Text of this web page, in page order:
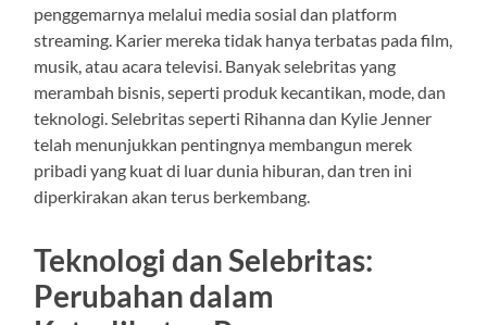
penggemarnya melalui media sosial dan platform
streaming. Karier mereka tidak hanya terbatas pada film,
musik, atau acara televisi. Banyak selebritas yang
merambah bisnis, seperti produk kecantikan, mode, dan
teknologi. Selebritas seperti Rihanna dan Kylie Jenner
telah menunjukkan pentingnya membangun merek
pribadi yang kuat di luar dunia hiburan, dan tren ini
diperkirakan akan terus berkembang.
Teknologi dan Selebritas:
Perubahan dalam